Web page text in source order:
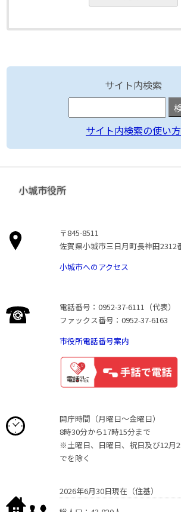
サイト内検索
サイト内検索の使い方
小城市役所
〒845-8511
佐賀県小城市三日月町長神田2312
小城市へのアクセス
電話番号：0952-37-6111（代表）
ファックス番号：0952-37-6163
市役所電話番号案内
開庁時間（月曜日〜金曜日）
8時30分から17時15分まで
※土曜日、日曜日、祝日及び12月
でを除く
2026年6月30日現在（住基）